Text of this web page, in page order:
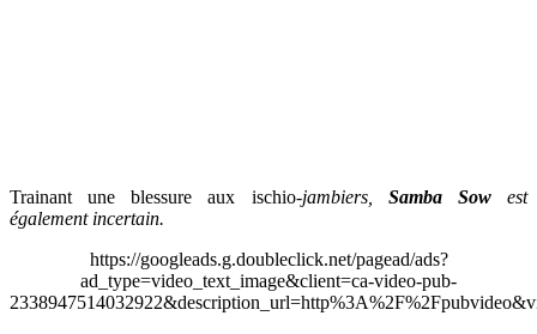
Trainant une blessure aux ischio-jambiers, Samba Sowest
également incertain.
https://googleads.g.doubleclick.net/pagead/ads?
ad_type=video_text_image&client=ca-video-pub-